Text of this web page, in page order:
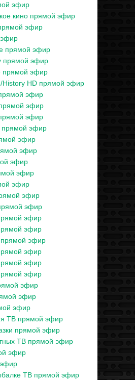
эфир
кино прямой эфир
эфир
прямой эфир
прямой эфир
прямой эфир
History HD прямой эфир
эфир
эфир
эфир
прямой эфир
эфир
эфир
эфир
эфир
эфир
эфир
эфир
эфир
эфир
прямой эфир
эфир
эфир
эфир
эфир
эфир
эфир
ТВ прямой эфир
прямой эфир
ТВ прямой эфир
эфир
ТВ прямой эфир